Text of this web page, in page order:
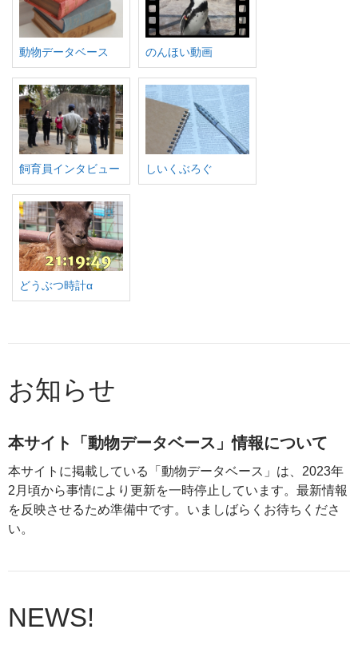
動物データベース のんほい動画
飼育員インタビュー しいくぶろぐ
どうぶつ時計α
お知らせ
本サイト「動物データベース」情報について
本サイトに掲載している「動物データベース」は、2023年
2月頃から事情により更新を一時停止しています。最新情報
を反映させるため準備中です。いましばらくお待ちくださ
い。
NEWS!